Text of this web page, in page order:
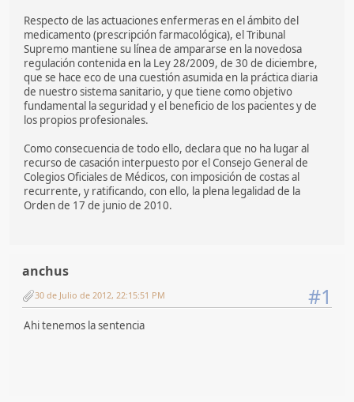
Respecto de las actuaciones enfermeras en el ámbito del
medicamento (prescripción farmacológica), el Tribunal
Supremo mantiene su línea de ampararse en la novedosa
regulación contenida en la Ley 28/2009, de 30 de diciembre,
que se hace eco de una cuestión asumida en la práctica diaria
de nuestro sistema sanitario, y que tiene como objetivo
fundamental la seguridad y el beneficio de los pacientes y de
los propios profesionales.
Como consecuencia de todo ello, declara que no ha lugar al
recurso de casación interpuesto por el Consejo General de
Colegios Oficiales de Médicos, con imposición de costas al
recurrente, y ratificando, con ello, la plena legalidad de la
Orden de 17 de junio de 2010.
anchus
#1
30 de Julio de 2012, 22:15:51 PM
Ahi tenemos la sentencia